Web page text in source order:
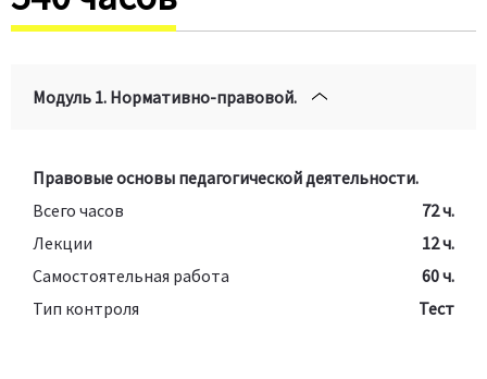
Модуль 1. Нормативно-правовой.
Правовые основы педагогической деятельности.
Всего часов
72 ч.
Лекции
12 ч.
Самостоятельная работа
60 ч.
Тип контроля
Тест